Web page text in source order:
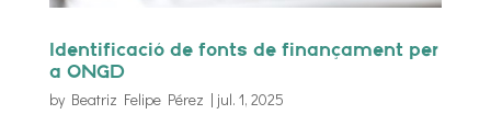
Identificació de fonts de finançament per
a ONGD
by Beatriz Felipe Pérez | jul. 1, 2025